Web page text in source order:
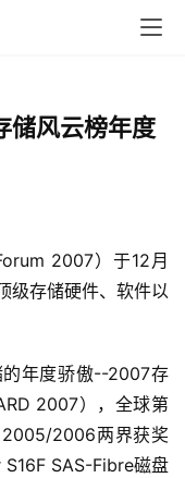
风云榜年度
2007）于12月
级存储硬件、软件以
年度骄傲--2007存
2007），全球第
2006两界获奖
SAS-Fibre磁盘